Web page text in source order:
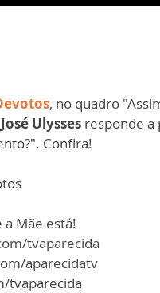
, no quadro
Ulysses responde a
Confira!
a Mãe está!
tvaparecida
aparecidatv
tvaparecida